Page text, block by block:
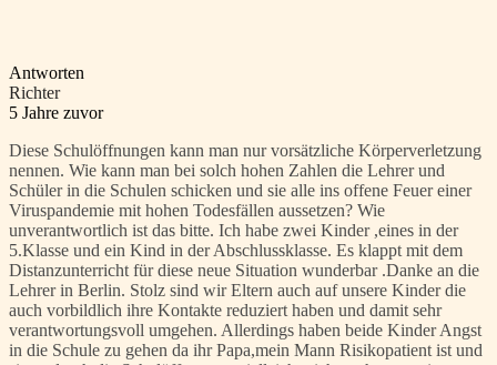
Antworten
Richter
5 Jahre zuvor
Diese Schulöffnungen kann man nur vorsätzliche Körperverletzung
nennen. Wie kann man bei solch hohen Zahlen die Lehrer und
Schüler in die Schulen schicken und sie alle ins offene Feuer einer
Viruspandemie mit hohen Todesfällen aussetzen? Wie
unverantwortlich ist das bitte. Ich habe zwei Kinder ,eines in der
5.Klasse und ein Kind in der Abschlussklasse. Es klappt mit dem
Distanzunterricht für diese neue Situation wunderbar .Danke an die
Lehrer in Berlin. Stolz sind wir Eltern auch auf unsere Kinder die
auch vorbildlich ihre Kontakte reduziert haben und damit sehr
verantwortungsvoll umgehen. Allerdings haben beide Kinder Angst
in die Schule zu gehen da ihr Papa,mein Mann Risikopatient ist und